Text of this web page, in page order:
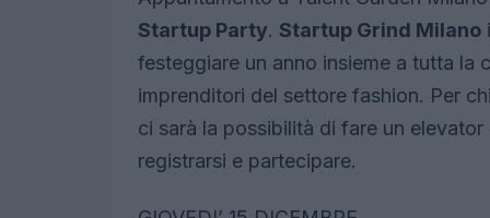
Startup Party. Startup Grind Milano
festeggiare un anno insieme a tutta la
imprenditori del settore fashion. Per
ci sarà la possibilità di fare un
registrarsi e partecipare.